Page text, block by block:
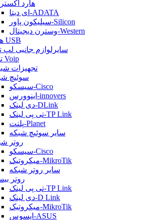
هارد
ای دیتا-ADATA
سیلیکون پاور-Silicon
وسترن دیجیتال-Western
هاب USB
سایرلوازم جانبی لپ
تجهیزات شبکه و Voip
تجهیزات
سوئیچ
سیسکو-Cisco
اینوورس-innovers
دی لینک-DLink
تی پی لینک-TP Link
پلنت-Planet
سایر سوئیچ شبکه
روتر
سیسکو-Cisco
میکروتیک-MikroTik
سایر روتر شبکه
روتر
تی پی لینک-TP Link
دی لینک-D Link
میکروتیک-MikroTik
ایسوس-ASUS